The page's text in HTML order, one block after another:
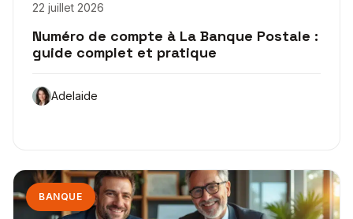
22 juillet 2026
Numéro de compte à La Banque Postale :
guide complet et pratique
Adelaide
BANQUE